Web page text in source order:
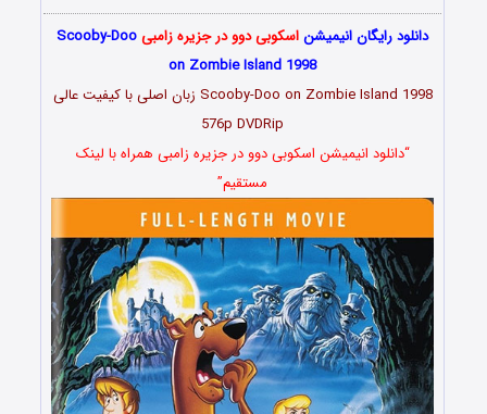
دانلود رایگان انیمیشناسکوبی دوو در جزیره زامبیScooby-Doo
on Zombie Island 1998
Scooby-Doo on Zombie Island 1998 زبان اصلی با کیفیت عالی
576p DVDRip
“دانلود انیمیشن اسکوبی دوو در جزیره زامبی همراه با لینک
مستقیم”